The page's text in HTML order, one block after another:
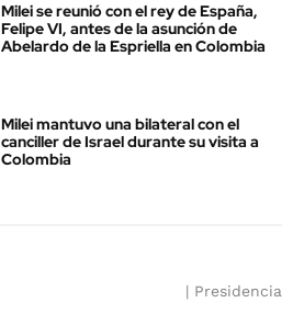
Milei se reunió con el rey de España,
Felipe VI, antes de la asunción de
Abelardo de la Espriella en Colombia
Milei mantuvo una bilateral con el
canciller de Israel durante su visita a
Colombia
Presidencia